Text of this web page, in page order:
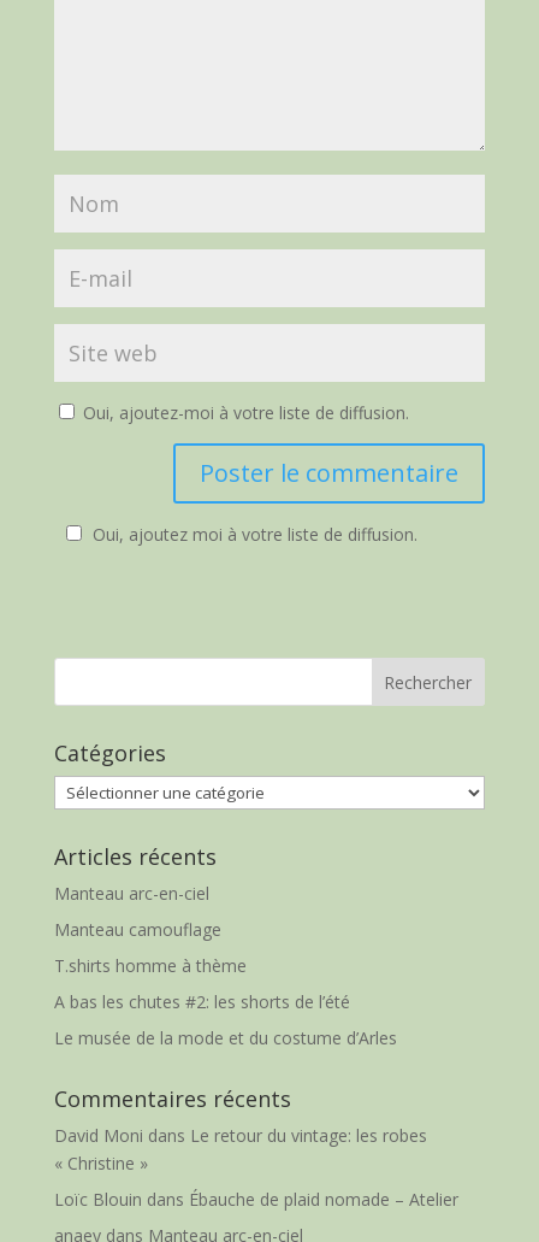
Oui, ajoutez-moi à votre liste de diffusion.
Oui, ajoutez moi à votre liste de diffusion.
Catégories
Catégories
Articles récents
Manteau arc-en-ciel
Manteau camouflage
T.shirts homme à thème
A bas les chutes #2: les shorts de l’été
Le musée de la mode et du costume d’Arles
Commentaires récents
David Moni dans Le retour du vintage: les robes
« Christine »
Loïc Blouin dans Ébauche de plaid nomade – Atelier
anaeydans Manteau arc-en-ciel